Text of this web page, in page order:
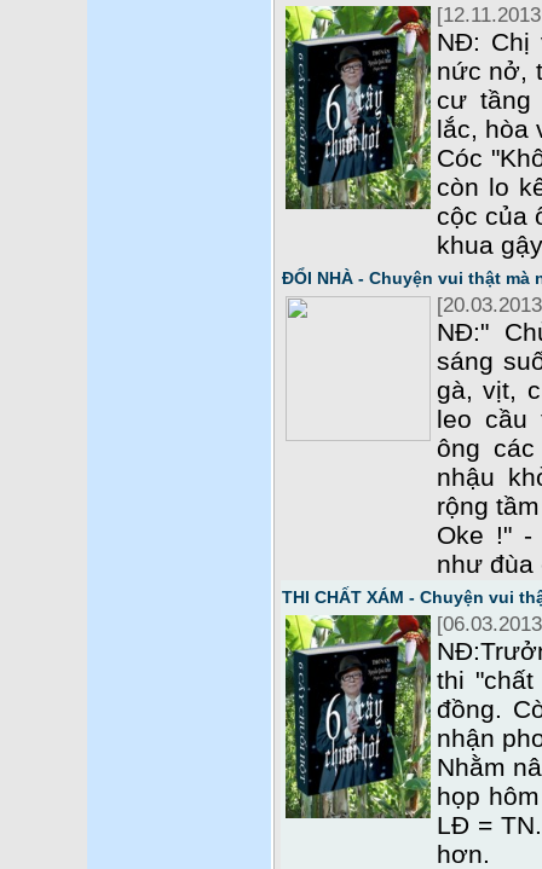
NĐ: Chị
nức nở,
cư tầng
lắc, hòa
Cóc
còn lo
cộc của
khua
ĐỔI NHÀ - Chuyện vui thật mà
NĐ:"
sáng
gà, vịt,
leo cầu
ông
nhậu
rộng
Oke !" -
như đùa
THI CHẤT XÁM - Chuyện vui
thi "chất
đồng.
nhận
Nhằm
họp
LĐ =
hơn.